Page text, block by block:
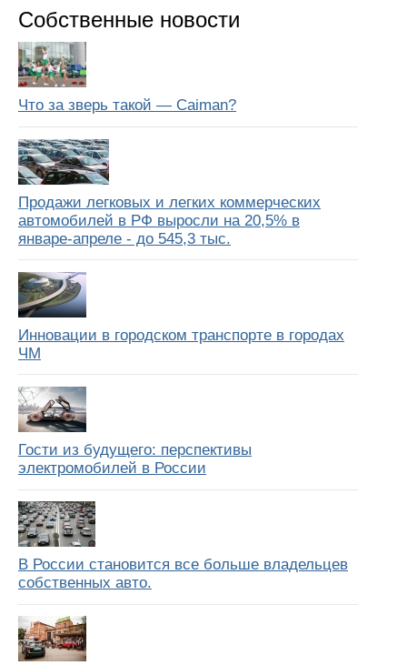
Собственные новости
Что за зверь такой — Caiman?
Продажи легковых и легких коммерческих
автомобилей в РФ выросли на 20,5% в
январе-апреле - до 545,3 тыс.
Инновации в городском транспорте в городах
ЧМ
Гости из будущего: перспективы
электромобилей в России
В России становится все больше владельцев
собственных авто.